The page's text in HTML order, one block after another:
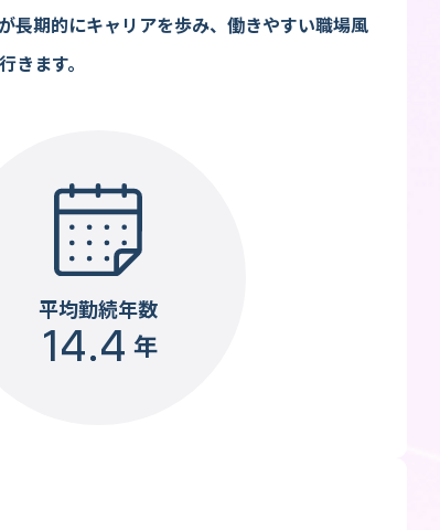
長期的にキャリアを歩み、働きやすい職場風
きます。
平均勤続年数
14.4 年